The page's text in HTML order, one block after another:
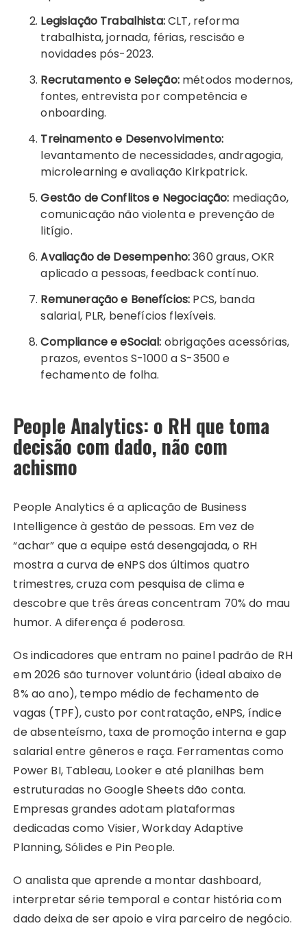
Legislação Trabalhista:CLT, reforma
trabalhista, jornada, férias, rescisão e
novidades pós-2023.
Recrutamento e Seleção:métodos modernos,
fontes, entrevista por competência e
onboarding.
Treinamento e Desenvolvimento:
levantamento de necessidades, andragogia,
microlearning e avaliação Kirkpatrick.
Gestão de Conflitos e Negociação: mediação,
comunicação não violenta e prevenção de
litígio.
Avaliação de Desempenho:360 graus, OKR
aplicado a pessoas, feedback contínuo.
Remuneração e Benefícios: PCS, banda
salarial, PLR, benefícios flexíveis.
Compliance e eSocial: obrigações acessórias,
prazos, eventos S-1000 a S-3500 e
fechamento de folha.
People Analytics: o RH que toma
decisão com dado, não com
achismo
People Analytics é a aplicação de Business
Intelligence à gestão de pessoas. Em vez de
“achar” que a equipe está desengajada, o RH
mostra a curva de eNPS dos últimos quatro
trimestres, cruza com pesquisa de clima e
descobre que três áreas concentram 70% do mau
humor. A diferença é poderosa.
Os indicadores que entram no painel padrão de RH
em 2026 são turnover voluntário (ideal abaixo de
8% ao ano), tempo médio de fechamento de
vagas (TPF), custo por contratação, eNPS, índice
de absenteísmo, taxa de promoção interna e gap
salarial entre gêneros e raça. Ferramentas como
Power BI, Tableau, Looker e até planilhas bem
estruturadas no Google Sheets dão conta.
Empresas grandes adotam plataformas
dedicadas como Visier, Workday Adaptive
Planning, Sólides e Pin People.
O analista que aprende a montar dashboard,
interpretar série temporal e contar história com
dado deixa de ser apoio e vira parceiro de negócio.